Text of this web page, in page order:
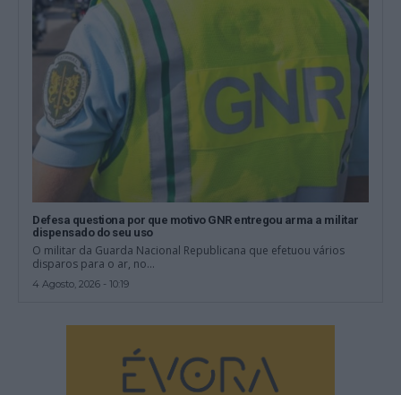
Defesa questiona por que motivo GNR entregou arma a militar
dispensado do seu uso
O militar da Guarda Nacional Republicana que efetuou vários
disparos para o ar, no...
4 Agosto, 2026 - 10:19